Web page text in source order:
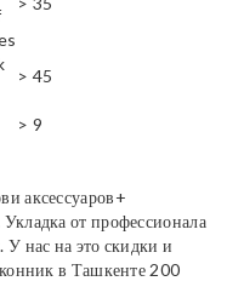
> 45
> 9